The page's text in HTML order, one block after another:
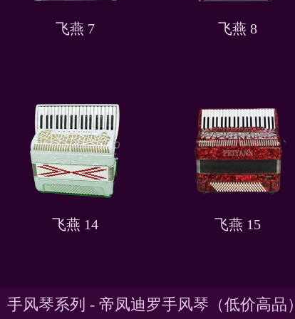
飞燕 7 飞燕 8
飞燕 14 飞燕 15
手风琴系列 - 帝凤迪罗手风琴（低价高品）